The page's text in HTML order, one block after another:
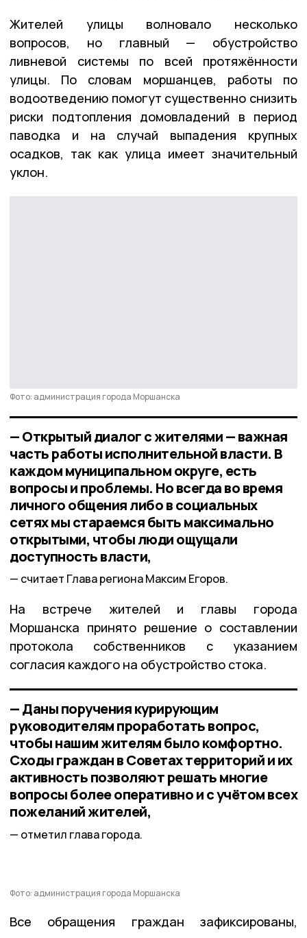
Жителей улицы волновало несколько
вопросов, но главный — обустройство
ливневой системы по всей протяжённости
улицы. По словам моршанцев, работы по
водоотведению помогут существенно снизить
риски подтопления домовладений в период
паводка и на случай выпадения крупных
осадков, так как улица имеет значительный
уклон.
Фото: администрация города Моршанска
— Открытый диалог с жителями — важная
часть работы исполнительной власти. В
каждом муниципальном округе, есть
вопросы и проблемы. Но всегда во время
личного общения либо в социальных
сетях мы стараемся быть максимально
открытыми, чтобы люди ощущали
доступность власти,
считает Глава региона Максим Егоров.
На встрече жителей и главы города
Моршанска принято решение о составлении
протокола собственников с указанием
согласия каждого на обустройство стока.
— Даны поручения курирующим
руководителям проработать вопрос,
чтобы нашим жителям было комфортно.
Сходы граждан в Советах территорий и их
активность позволяют решать многие
вопросы более оперативно и с учётом всех
пожеланий жителей,
отметил глава города.
Фото: администрация города Моршанска
Все обращения граждан зафиксированы,